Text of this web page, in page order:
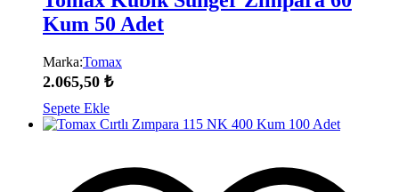
Kum 50 Adet
Marka:Tomax
2.065,50 ₺
Sepete Ekle